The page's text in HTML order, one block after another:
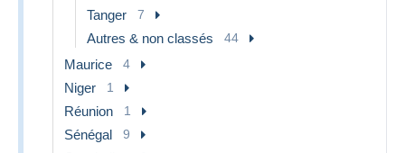
Tanger 7
Autres & non classés 44
Maurice 4
Niger 1
Réunion 1
Sénégal 9